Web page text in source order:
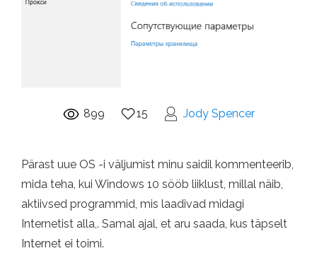
899 15 Jody Spencer
Pärast uue OS -i väljumist minu saidil kommenteerib,
mida teha, kui Windows 10 sööb liiklust, millal näib,
aktiivsed programmid, mis laadivad midagi
Internetist alla,. Samal ajal, et aru saada, kus täpselt
Internet ei toimi.